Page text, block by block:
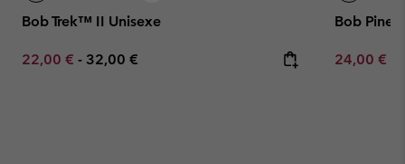
Bob Trek™ II Unisexe
Minimum sale price:
22,00 € - Maximum price:
32,00 €
Bob Pine
Minimum
24,00 €